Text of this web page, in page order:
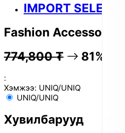
IMPORT SELECT
Fashion Accessories
774,800 ₮ 81% OFF
:
Хэмжээ: UNIQ/UNIQ
UNIQ/UNIQ
Хувилбарууд